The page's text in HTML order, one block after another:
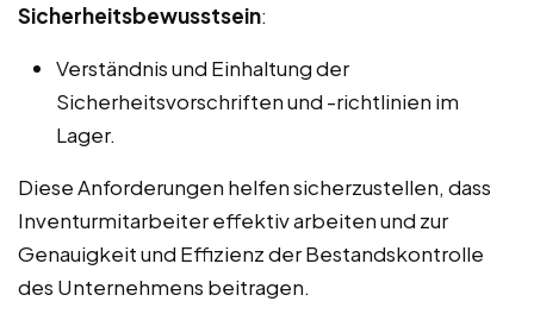
Sicherheitsbewusstsein:
Verständnis und Einhaltung der
Sicherheitsvorschriften und -richtlinien im
Lager.
Diese Anforderungen helfen sicherzustellen, dass
Inventurmitarbeiter effektiv arbeiten und zur
Genauigkeit und Effizienz der Bestandskontrolle
des Unternehmens beitragen.